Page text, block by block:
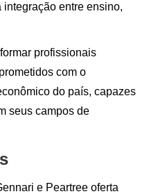
entre ensino,
profissionais
com o
do país, capazes
seus campos de
e Peartree oferta